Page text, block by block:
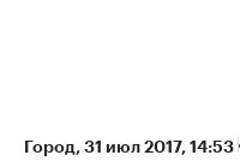
Город⁠, 31 июл 2017, 14:53